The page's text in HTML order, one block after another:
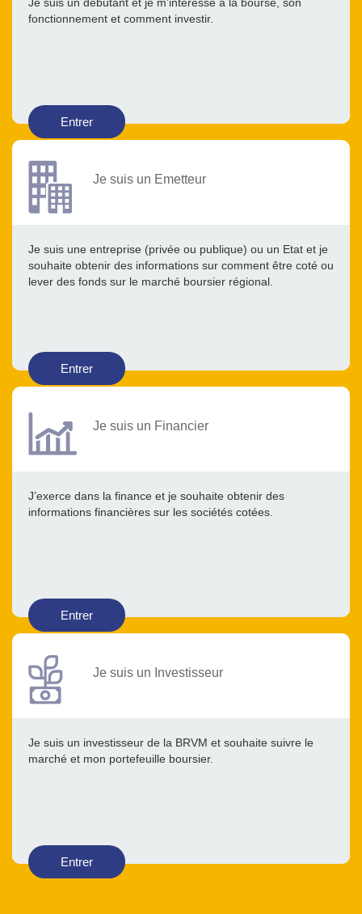
Je suis un débutant et je m’intéresse à la bourse, son
fonctionnement et comment investir.
Entrer
Je suis un Emetteur
Je suis une entreprise (privée ou publique) ou un Etat et je
souhaite obtenir des informations sur comment être coté ou
lever des fonds sur le marché boursier régional.
Entrer
Je suis un Financier
J’exerce dans la finance et je souhaite obtenir des
informations financières sur les sociétés cotées.
Entrer
Je suis un Investisseur
Je suis un investisseur de la BRVM et souhaite suivre le
marché et mon portefeuille boursier.
Entrer